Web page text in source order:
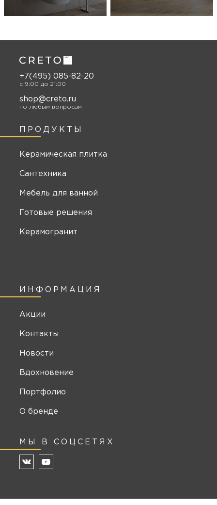
ИНФОРМАЦИЯ
Акции
Контакты
Новости
Вдохновение
Портфолио
О бренде
МЫ В СОЦСЕТЯХ
ПРОДУКТЫ
Керамическая плитка
Сантехника
Мебель для ванной
Готовые решения
Керамогранит
+7(495) 085-82-20
c 9:00 до 21:00
shop@creto.ru
по любым вопросам